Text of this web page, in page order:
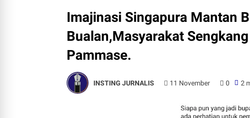
Imajinasi Singapura Mantan
Bualan,Masyarakat
Pammase.
INSTING JURNALIS 11 November 0 2